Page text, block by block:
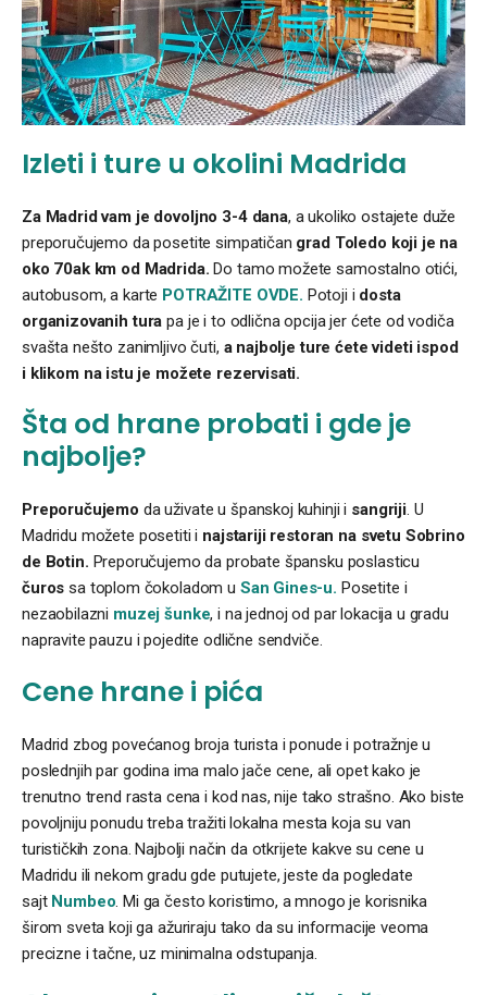
Izleti i ture u okolini Madrida
Za Madrid vam je dovoljno 3-4 dana, a ukoliko ostajete duže
preporučujemo da posetite simpatičan grad Toledo koji je na
oko 70ak km od Madrida. Do tamo možete samostalno otići,
autobusom, a karte POTRAŽITE OVDE. Potoji i dosta
organizovanih tura pa je i to odlična opcija jer ćete od vodiča
svašta nešto zanimljivo čuti, a najbolje ture ćete videti ispod
i klikom na istu je možete rezervisati.
Šta od hrane probati i gde je
najbolje?
Preporučujemo da uživate u španskoj kuhinji i sangriji. U
Madridu možete posetiti i najstariji restoran na svetu Sobrino
de Botin. Preporučujemo da probate špansku poslasticu
čuros sa toplom čokoladom u San Gines-u. Posetite i
nezaobilazni muzej šunke, i na jednoj od par lokacija u gradu
napravite pauzu i pojedite odlične sendviče.
Cene hrane i pića
Madrid zbog povećanog broja turista i ponude i potražnje u
poslednjih par godina ima malo jače cene, ali opet kako je
trenutno trend rasta cena i kod nas, nije tako strašno. Ako biste
povoljniju ponudu treba tražiti lokalna mesta koja su van
turističkih zona. Najbolji način da otkrijete kakve su cene u
Madridu ili nekom gradu gde putujete, jeste da pogledate
sajt Numbeo. Mi ga često koristimo, a mnogo je korisnika
širom sveta koji ga ažuriraju tako da su informacije veoma
precizne i tačne, uz minimalna odstupanja.